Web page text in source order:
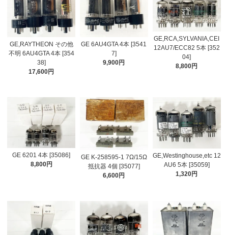
GE,RAYTHEON その他
不明 6AU4GTA 4本 [354
38]
17,600円
GE 6AU4GTA 4本 [3541
7]
9,900円
GE,RCA,SYLVANIA,CEI
12AU7/ECC82 5本 [352
04]
8,800円
GE 6201 4本 [35086]
8,800円
GE K-258595-1 7Ω/15Ω
抵抗器 4個 [35077]
6,600円
GE,Westinghouse,etc 12
AU6 5本 [35059]
1,320円